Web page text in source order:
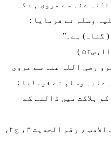
عنہ سے مروی ہے کہ
وسلم نے فرمایا :
گناہ) ہے۔”
رضی اللہ عنہ سے مروی
عليہ وسلم نے فرمایا :
ہلاکت میں ڈالنے کے
(الترغیب والترہیب ، کتاب الادب ، رقم الحدیث ۳، ج۳،